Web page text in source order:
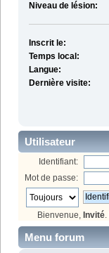
Niveau de lésion:
Inscrit le:
Temps local:
Langue:
Dernière visite:
Utilisateur
Identifiant:
Mot de passe:
Bienvenue, Invité
Menu forum